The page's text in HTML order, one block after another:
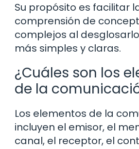
Su propósito es facilitar
comprensión de
complejos al
más simples y claras.
¿Cuáles son los
de la
Los elementos de la
incluyen el emisor, el
canal, el receptor, el